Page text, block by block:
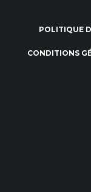
POLITIQUE
CONDITIONS